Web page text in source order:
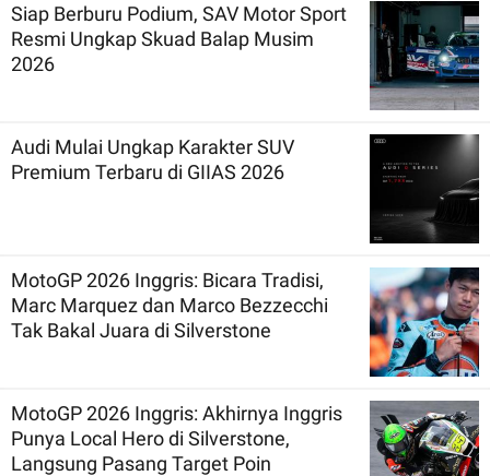
Siap Berburu Podium, SAV Motor Sport
Resmi Ungkap Skuad Balap Musim
2026
Audi Mulai Ungkap Karakter SUV
Premium Terbaru di GIIAS 2026
MotoGP 2026 Inggris: Bicara Tradisi,
Marc Marquez dan Marco Bezzecchi
Tak Bakal Juara di Silverstone
MotoGP 2026 Inggris: Akhirnya Inggris
Punya Local Hero di Silverstone,
Langsung Pasang Target Poin